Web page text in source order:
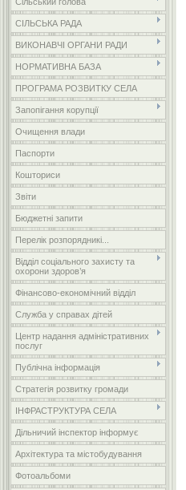
СІЛЬСЬКА РАДА
ВИКОНАВЧІ ОРГАНИ РАДИ
НОРМАТИВНА БАЗА
ПРОГРАМА РОЗВИТКУ СЕЛА
Запопігання корупції
Очищення влади
Паспорти
Кошториси
Звіти
Бюджетні запити
Перелік розпорядникі...
Відділ соціального захисту та
охорони здоров’я
Фінансово-економічний відділ
Служба у справах дітей
Центр надання адміністративних
послуг
Публічна інформація
Стратегія розвитку громади
ІНФРАСТРУКТУРА СЕЛА
Дільничий інспектор інформує
Архітектура та містобудування
Фотоальбоми